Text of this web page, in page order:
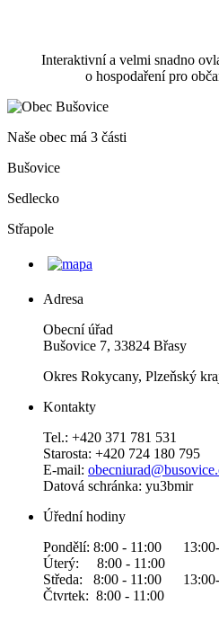
Interaktivní a velmi snadno
o hospodaření pro
Naše obec má 3 části
Bušovice
Sedlecko
Střapole
Adresa
Obecní úřad
Bušovice 7, 33824 Břasy
Okres Rokycany, Plzeňský
Kontakty
Tel.: +420 371 781 531
Starosta: +420 724 180 795
E-mail:
Datová schránka: yu3bmir
Úřední hodiny
Pondělí: 8:00 - 11:00
Úterý: 8:00 - 11:00
Středa: 8:00 - 11:00
Čtvrtek: 8:00 - 11:00